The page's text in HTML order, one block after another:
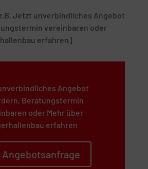
Jetzt unverbindliches Angebot
vereinbaren oder
erfahren]
Angebot
Beratungstermin
oder Mehr über
erfahren
Angebotsanfrage